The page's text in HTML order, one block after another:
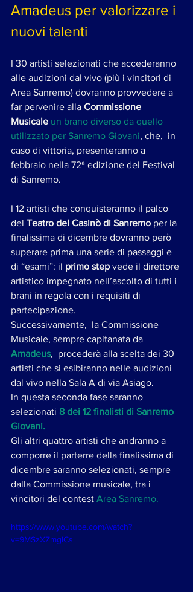
Amadeus per valorizzare i
nuovi talenti
I 30 artisti selezionati che accederanno
alle audizioni dal vivo (più i vincitori di
Area Sanremo) dovranno provvedere a
far pervenire alla Commissione
Musicale un brano diverso da quello
utilizzato per Sanremo Giovani, che,  in
caso di vittoria, presenteranno a
febbraio nella 72ª edizione del Festival
di Sanremo.
I 12 artisti che conquisteranno il palco
del Teatro del Casinò di Sanremo per la
finalissima di dicembre dovranno però
superare prima una serie di passaggi e
di “esami”: il primo step vede il direttore
artistico impegnato nell’ascolto di tutti i
brani in regola con i requisiti di
partecipazione.
Successivamente,  la Commissione
Musicale, sempre capitanata da
Amadeus,  procederà alla scelta dei 30
artisti che si esibiranno nelle audizioni
dal vivo nella Sala A di via Asiago.
In questa seconda fase saranno
selezionati 8 dei 12 finalisti di Sanremo
Giovani.
Gli altri quattro artisti che andranno a
comporre il parterre della finalissima di
dicembre saranno selezionati, sempre
dalla Commissione musicale, tra i
vincitori del contest Area Sanremo.
https://www.youtube.com/watch?
v=9MSzXZmglCs